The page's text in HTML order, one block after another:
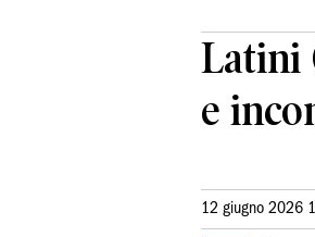
Latini
e
12 giugno 2026